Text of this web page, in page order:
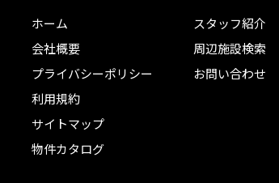
ホーム
会社概要
プライバシーポリシー
利用規約
サイトマップ
物件カタログ
スタッフ紹介
周辺施設検索
お問い合わせ